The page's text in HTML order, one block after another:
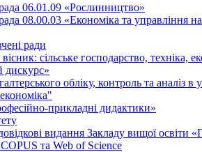
06.01.09 «Рослинництво»
08.00.03 «Економіка та управління
ради
сільське господарство, техніка,
дискурс»
обліку, контроль та аналіз в
прикладні дидактики»
видання Закладу вищої освіти
та Web of Science